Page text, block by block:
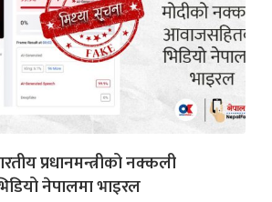
प्रधानमन्त्रीको नक्कली
नेपालमा भाइरल